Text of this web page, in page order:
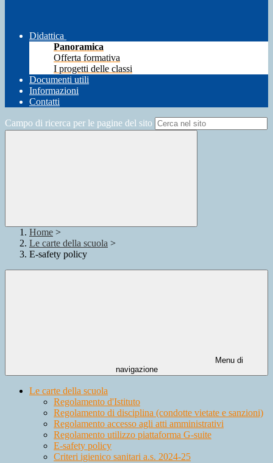
Didattica
Panoramica
Offerta formativa
I progetti delle classi
Documenti utili
Informazioni
Contatti
Campo di ricerca per le pagine del sito
Home >
Le carte della scuola >
E-safety policy
Menu di
navigazione
Le carte della scuola
Regolamento d'Istituto
Regolamento di disciplina (condotte vietate e sanzioni)
Regolamento accesso agli atti amministrativi
Regolamento utilizzo piattaforma G-suite
E-safety policy
Criteri igienico sanitari a.s. 2024-25